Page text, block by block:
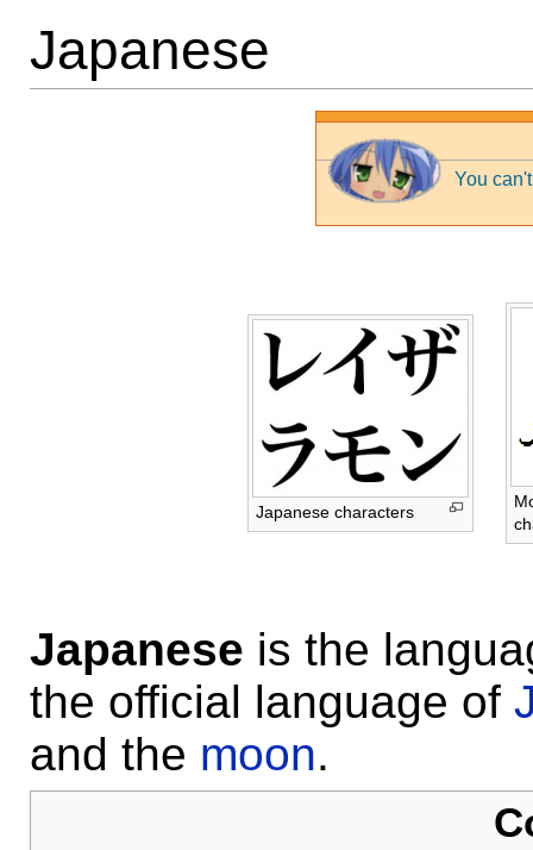
Japanese
You
Japanese characters
Japanese is the
the official language of
and the moon.